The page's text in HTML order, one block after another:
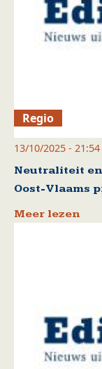
Regio
13/10/2025 - 21:54
Neutraliteit
Oost-Vlaams
Meer lezen